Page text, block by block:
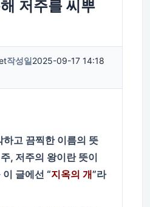
저주를 씨뿌
작성일2025-09-17 14:18
하고 끔찍한 이름의 뜻
, 저주의 왕이란 뜻이
글에선 “지옥의 개”라